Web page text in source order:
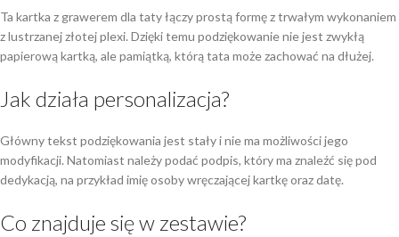
Ta kartka z grawerem dla taty łączy prostą formę z trwałym wykonaniem
z lustrzanej złotej plexi. Dzięki temu podziękowanie nie jest zwykłą
papierową kartką, ale pamiątką, którą tata może zachować na dłużej.
Jak działa personalizacja?
Główny tekst podziękowania jest stały i nie ma możliwości jego
modyfikacji. Natomiast należy podać podpis, który ma znaleźć się pod
dedykacją, na przykład imię osoby wręczającej kartkę oraz datę.
Co znajduje się w zestawie?